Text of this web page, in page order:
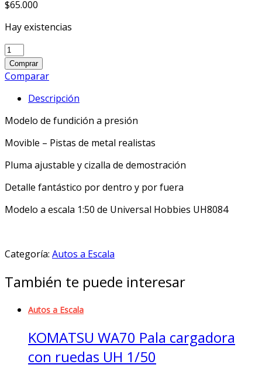
$65.000
Hay existencias
Komatsu
PC400
LC
demolición
brazo
corto
Comprar
Comparar
Descripción
Modelo de fundición a presión
Movible – Pistas de metal realistas
Pluma ajustable y cizalla de demostración
Detalle fantástico por dentro y por fuera
Modelo a escala 1:50 de Universal Hobbies UH8084
Categoría: Autos a Escala
También te puede interesar
Autos a Escala
KOMATSU WA70 Pala cargadora
con ruedas UH 1/50